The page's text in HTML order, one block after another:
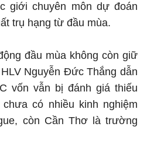
giới chuyên môn dự đoán
trụ hạng từ đầu mùa.
đầu mùa không còn giữ
Nguyễn Đức Thắng dẫn
vốn vẫn bị đánh giá thiếu
có nhiều kinh nghiệm
còn Cần Thơ là trường